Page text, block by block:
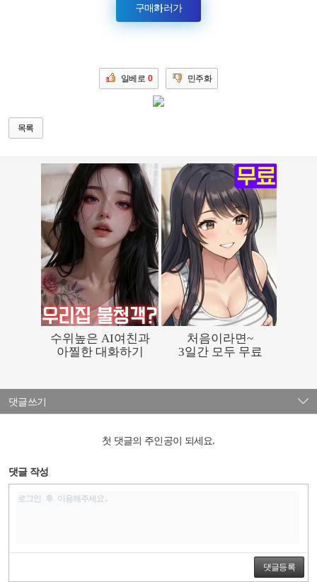
구매하러가기
일베로 0 민주화
목록
댓글쓰기
첫 댓글의 주인공이 되세요.
댓글 작성
댓글등록